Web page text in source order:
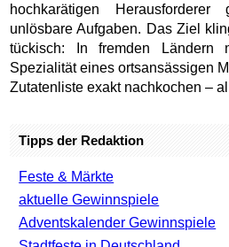
hochkarätigen
unlösbare Aufgaben. Das Ziel
tückisch: In fremden Ländern
Spezialität eines ortsansässigen
Zutatenliste exakt nachkochen –
Tipps der Redaktion
Feste & Märkte
aktuelle Gewinnspiele
Adventskalender Gewinnspiele